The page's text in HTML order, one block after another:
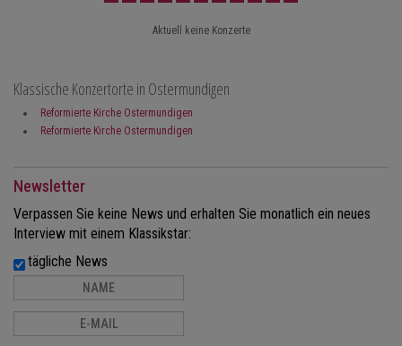
Aktuell keine Konzerte
Klassische Konzertorte in Ostermundigen
Reformierte Kirche Ostermundigen
Reformierte Kirche Ostermundigen
Newsletter
Verpassen Sie keine News und erhalten Sie monatlich ein neues
Interview mit einem Klassikstar:
tägliche News